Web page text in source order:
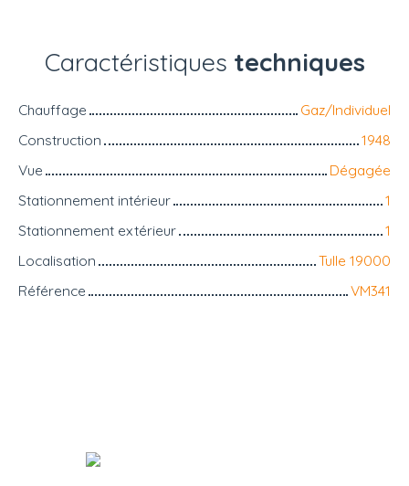
Caractéristiques techniques
Chauffage
Gaz/Individuel
Construction
1948
Vue
Dégagée
Stationnement intérieur
1
Stationnement extérieur
1
Localisation
Tulle 19000
Référence
VM341